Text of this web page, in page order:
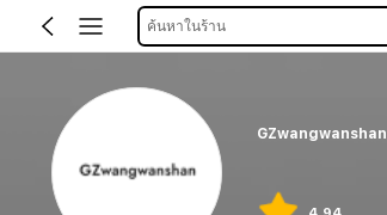
ค้นหาในร้าน
GZwangwanshan